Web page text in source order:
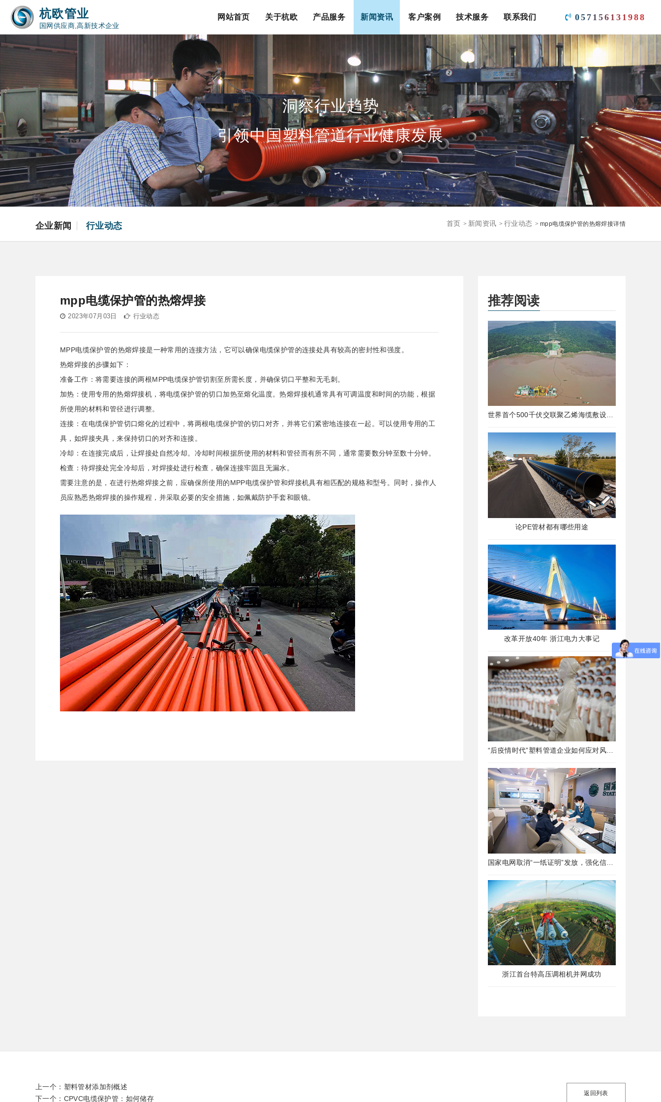
杭欧管业
国网供应商,高新技术企业
网站首页 关于杭欧 产品服务 新闻资讯 客户案例 技术服务 联系我们 05 7 1 56 1 3 1 988
洞察行业趋势
引领中国塑料管道行业健康发展
企业新闻 行业动态 首页 > 新闻资讯 > 行业动态 > mpp电缆保护管的热熔焊接详情
mpp电缆保护管的热熔焊接
2023年07月03日 行业动态
MPP电缆保护管的热熔焊接是一种常用的连接方法，它可以确保电缆保护管的连接处具有较高的密封性和强度。
热熔焊接的步骤如下：
准备工作：将需要连接的两根MPP电缆保护管切割至所需长度，并确保切口平整和无毛刺。
加热：使用专用的热熔焊接机，将电缆保护管的切口加热至熔化温度。热熔焊接机通常具有可调温度和时间的功能，根据
所使用的材料和管径进行调整。
连接：在电缆保护管切口熔化的过程中，将两根电缆保护管的切口对齐，并将它们紧密地连接在一起。可以使用专用的工
具，如焊接夹具，来保持切口的对齐和连接。
冷却：在连接完成后，让焊接处自然冷却。冷却时间根据所使用的材料和管径而有所不同，通常需要数分钟至数十分钟。
检查：待焊接处完全冷却后，对焊接处进行检查，确保连接牢固且无漏水。
需要注意的是，在进行热熔焊接之前，应确保所使用的MPP电缆保护管和焊接机具有相匹配的规格和型号。同时，操作人
员应熟悉热熔焊接的操作规程，并采取必要的安全措施，如佩戴防护手套和眼镜。
推荐阅读
世界首个500千伏交联聚乙烯海缆敷设工程完工
论PE管材都有哪些用途
改革开放40年 浙江电力大事记
“后疫情时代”塑料管道企业如何应对风险！
浙江首台特高压调相机并网成功
上一个： 塑料管材添加剂概述
下一个： CPVC电缆保护管：如何储存
返回列表